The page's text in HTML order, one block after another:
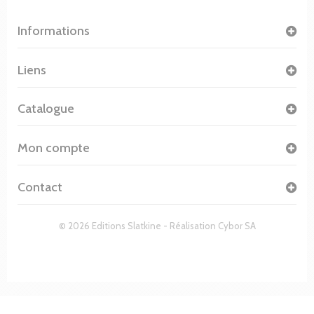
Informations
© 2026 Editions Slatkine - Réalisation Cybor SA
Liens
Catalogue
Mon compte
Contact